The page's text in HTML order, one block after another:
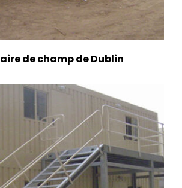
de champ de Dublin